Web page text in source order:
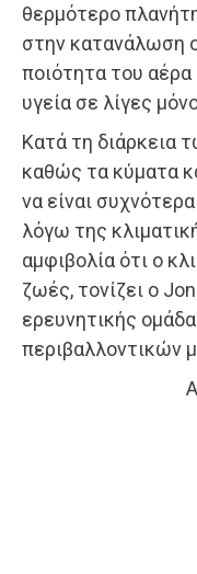
θερμότερο
στην κατανάλωση
ποιότητα του
υγεία σε λίγες
Κατά τη διάρκεια
καθώς τα κύματα
να είναι
λόγω της
αμφιβολία ότι ο
ζωές, τονίζει ο
ερευνητικής
περιβαλλοντικών